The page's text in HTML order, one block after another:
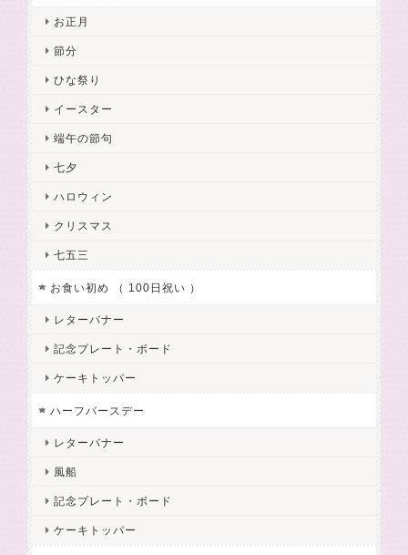
お正月
節分
ひな祭り
イースター
端午の節句
七夕
ハロウィン
クリスマス
七五三
お食い初め （ 100日祝い ）
レターバナー
記念プレート・ボード
ケーキトッパー
ハーフバースデー
レターバナー
風船
記念プレート・ボード
ケーキトッパー